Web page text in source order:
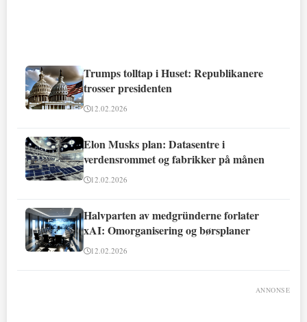
Trumps tolltap i Huset: Republikanere
trosser presidenten
12.02.2026
Elon Musks plan: Datasentre i
verdensrommet og fabrikker på månen
12.02.2026
Halvparten av medgründerne forlater
xAI: Omorganisering og børsplaner
12.02.2026
ANNONSE